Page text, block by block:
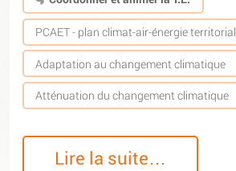
PCAET - plan climat-air-énergie territorial
Adaptation au changement climatique
Atténuation du changement climatique
Lire la suite…